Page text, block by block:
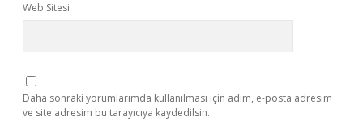
Web Sitesi
Daha sonraki yorumlarımda kullanılması için adım, e-posta adresim
ve site adresim bu tarayıcıya kaydedilsin.